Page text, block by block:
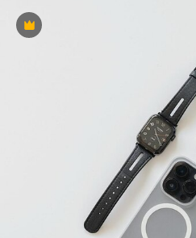
Premium